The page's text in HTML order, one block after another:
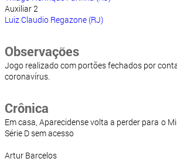
Auxiliar 2
Luiz Claudio Regazone (RJ)
Observações
Jogo realizado com portões fechados por
coronavírus.
Crônica
Em casa, Aparecidense volta a perder para o
Série D sem acesso
Artur Barcelos